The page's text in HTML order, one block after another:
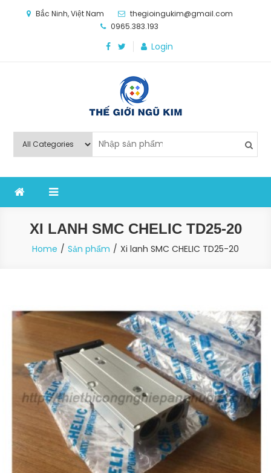
Bắc Ninh, Việt Nam
thegioingukim@gmail.com
0965.383.193
Login
Thế Giới Ngũ Kim
nghiệp sản xuất
XI LANH SMC CHELIC TD25-20
Home Sản phẩm Xi lanh SMC CHELIC TD25-20